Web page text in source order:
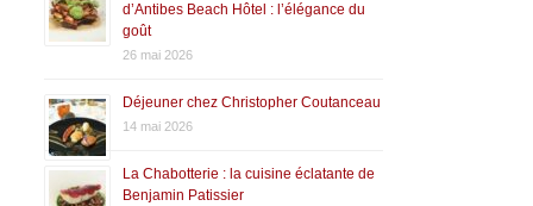
d’Antibes Beach Hôtel : l’élégance du
goût
26 mai 2026
Déjeuner chez Christopher Coutanceau
14 mai 2026
La Chabotterie : la cuisine éclatante de
Benjamin Patissier